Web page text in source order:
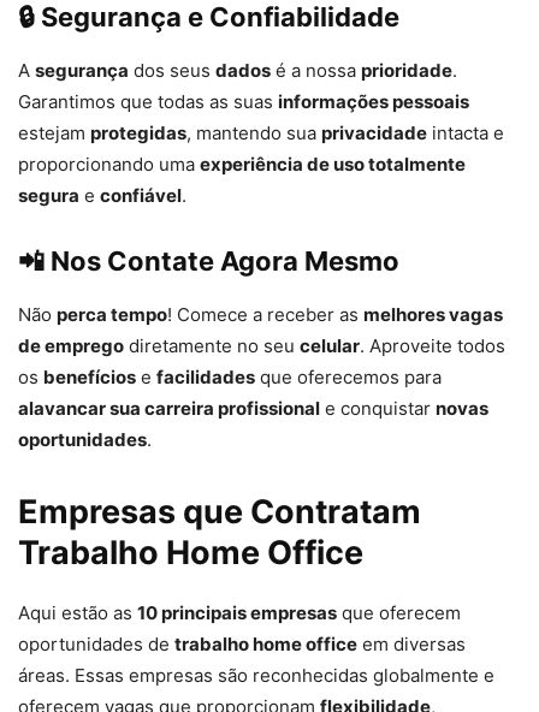
🔒 Segurança e Confiabilidade
A segurança dos seus dados é a nossa prioridade.
Garantimos que todas as suas informações pessoais
estejam protegidas, mantendo sua privacidade intacta e
proporcionando uma experiência de uso totalmente
segura e confiável.
📲 Nos Contate Agora Mesmo
Não perca tempo! Comece a receber as melhores vagas
de emprego diretamente no seu celular. Aproveite todos
os benefícios e facilidades que oferecemos para
alavancar sua carreira profissional e conquistar novas
oportunidades.
Empresas que Contratam
Trabalho Home Office
Aqui estão as 10 principais empresas que oferecem
oportunidades de trabalho home office em diversas
áreas. Essas empresas são reconhecidas globalmente e
oferecem vagas que proporcionam flexibilidade,